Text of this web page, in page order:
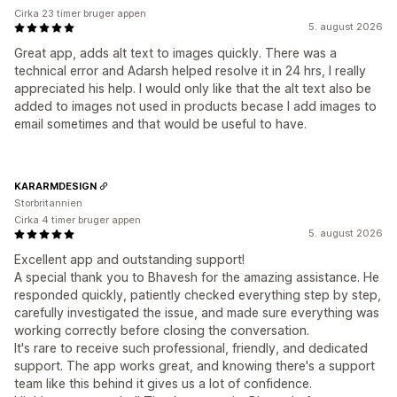
5. august 2026
Great app, adds alt text to images quickly. There was a
technical error and Adarsh helped resolve it in 24 hrs, I really
appreciated his help. I would only like that the alt text also be
added to images not used in products becase I add images to
email sometimes and that would be useful to have.
Cirka 23 timer bruger appen
5. august 2026
Excellent app and outstanding support!
A special thank you to Bhavesh for the amazing assistance. He
responded quickly, patiently checked everything step by step,
carefully investigated the issue, and made sure everything was
working correctly before closing the conversation.
It's rare to receive such professional, friendly, and dedicated
support. The app works great, and knowing there's a support
team like this behind it gives us a lot of confidence.
KARARMDESIGN
Storbritannien
Cirka 4 timer bruger appen